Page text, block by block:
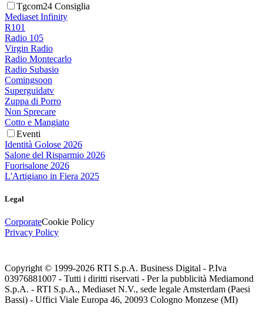
Tgcom24 Consiglia
Mediaset Infinity
R101
Radio 105
Virgin Radio
Radio Montecarlo
Radio Subasio
Comingsoon
Superguidatv
Zuppa di Porro
Non Sprecare
Cotto e Mangiato
Eventi
Identità Golose 2026
Salone del Risparmio 2026
Fuorisalone 2026
L'Artigiano in Fiera 2025
Legal
CorporateCookie Policy
Privacy Policy
Copyright © 1999-2026 RTI S.p.A. Business Digital - P.Iva
03976881007 - Tutti i diritti riservati - Per la pubblicità Mediamond
S.p.A. - RTI S.p.A., Mediaset N.V., sede legale Amsterdam (Paesi
Bassi) - Uffici Viale Europa 46, 20093 Cologno Monzese (MI)